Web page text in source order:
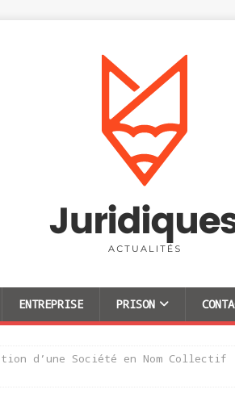
ENTREPRISE PRISON
d’une Société en Nom